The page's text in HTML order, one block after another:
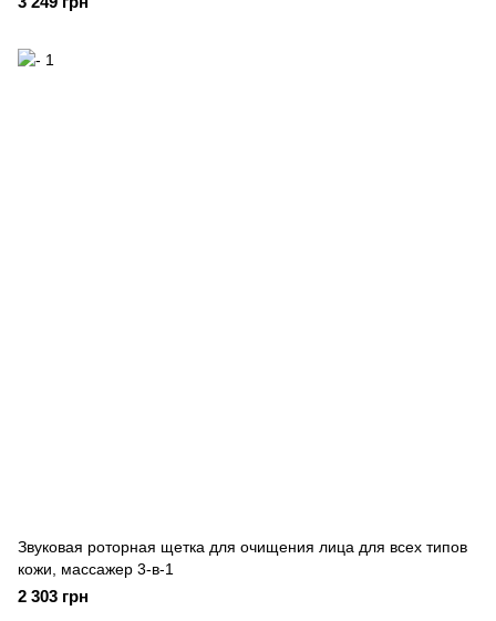
Звуковая роторная щетка для очищения лица для всех типов
кожи, массажер 3-в-1
2 303 грн